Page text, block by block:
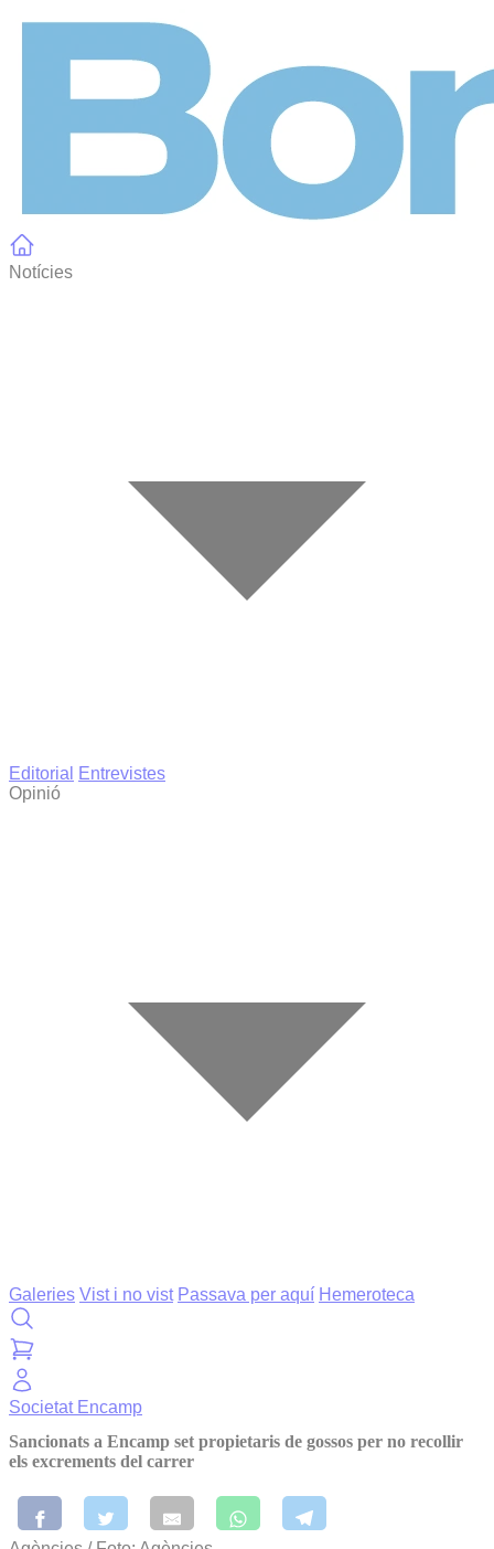
Notícies
Editorial
Entrevistes
Opinió
Galeries Vist i no vist Passava per aquí Hemeroteca
Societat Encamp
Sancionats a Encamp set propietaris de gossos per no recollir
els excrements del carrer